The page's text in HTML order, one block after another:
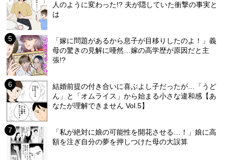
人のように変わった!? 夫が隠していた衝撃の事実と
は
「嫁に問題があるから息子が目移りしたのよ！」義
母の驚きの見解に唖然…嫁の高学歴が原因だと主
張!?
結婚前提の付き合いに喜ぶよし子だったが…「うど
ん」と「オムライス」から始まる小さな違和感【あ
なたが理解できません Vol.5】
「私が絶対に娘の可能性を開花させる…！」娘に高
額を注ぎ自分の夢を押しつけた母の大誤算